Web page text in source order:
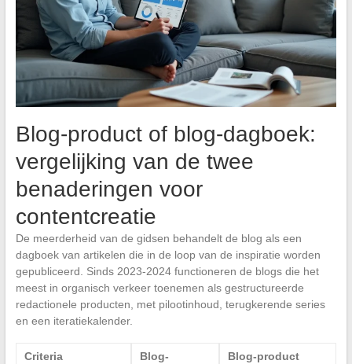
Blog-product of blog-dagboek:
vergelijking van de twee
benaderingen voor
contentcreatie
De meerderheid van de gidsen behandelt de blog als een
dagboek van artikelen die in de loop van de inspiratie worden
gepubliceerd. Sinds 2023-2024 functioneren de blogs die het
meest in organisch verkeer toenemen als gestructureerde
redactionele producten, met pilootinhoud, terugkerende series
en een iteratiekalender.
Criteria
Blog-
Blog-product